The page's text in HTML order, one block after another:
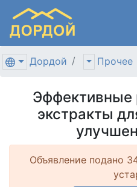
Дордой Прочее
Эффективные
экстракты
Объявление подано